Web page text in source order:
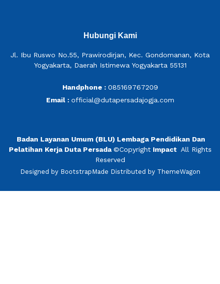
Hubungi Kami
Jl. Ibu Ruswo No.55, Prawirodirjan, Kec. Gondomanan, Kota
Yogyakarta, Daerah Istimewa Yogyakarta 55131
Handphone : 085169767209
Email : official@dutapersadajogja.com
Badan Layanan Umum (BLU) Lembaga Pendidikan Dan
Pelatihan Kerja Duta Persada ©Copyright Impact All Rights
Reserved
Designed by BootstrapMade Distributed by ThemeWagon